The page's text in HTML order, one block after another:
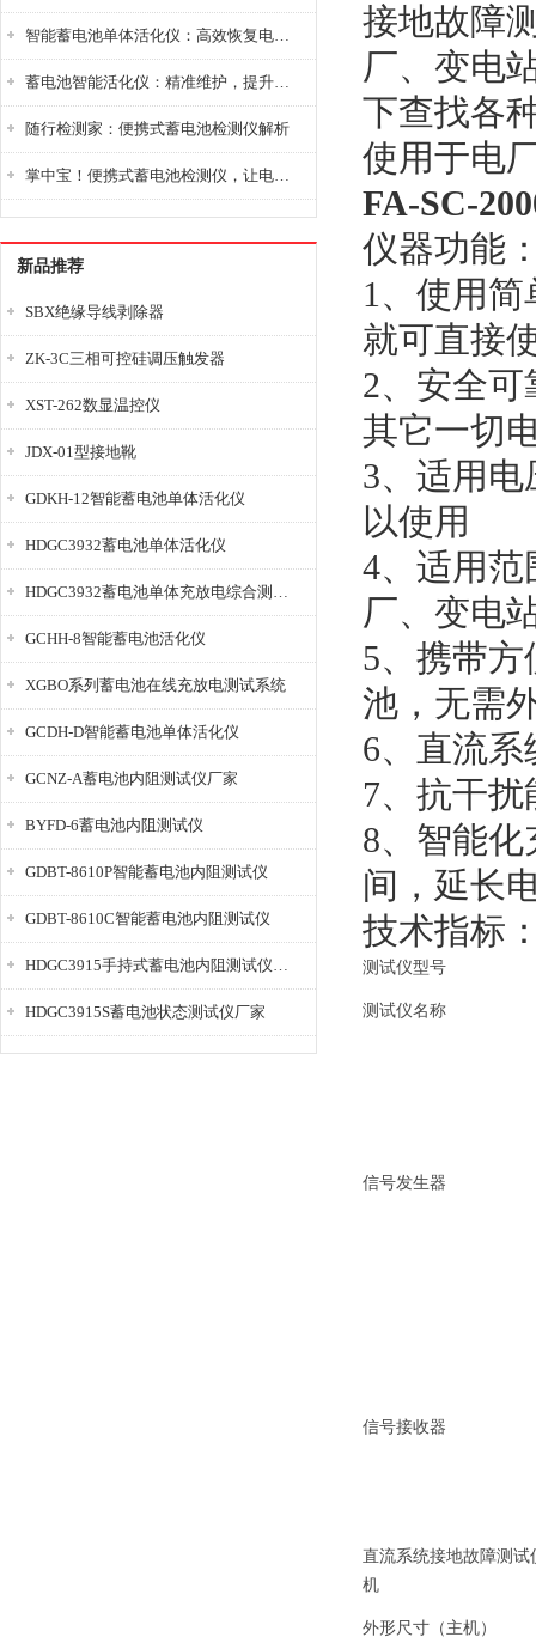
智能蓄电池单体活化仪：高效恢复电池性能，延长蓄电池使用寿命
蓄电池智能活化仪：精准维护，提升电池健康状态
随行检测家：便携式蓄电池检测仪解析
掌中宝！便携式蓄电池检测仪，让电池检测变得简单又快捷！
新品推荐
SBX绝缘导线剥除器
ZK-3C三相可控硅调压触发器
XST-262数显温控仪
JDX-01型接地靴
GDKH-12智能蓄电池单体活化仪
HDGC3932蓄电池单体活化仪
HDGC3932蓄电池单体充放电综合测试仪
GCHH-8智能蓄电池活化仪
XGBO系列蓄电池在线充放电测试系统
GCDH-D智能蓄电池单体活化仪
GCNZ-A蓄电池内阻测试仪厂家
BYFD-6蓄电池内阻测试仪
GDBT-8610P智能蓄电池内阻测试仪
GDBT-8610C智能蓄电池内阻测试仪
HDGC3915手持式蓄电池内阻测试仪厂家
HDGC3915S蓄电池状态测试仪厂家
接地故障
厂、变电
下查找各
使用于电
FA-SC-
仪器功能
1、使用
就可直接
2、安全
其它一切
3、适用电
以使用
4、适用
厂、变电
5、携带
池，无需
6、直流
7、抗干
8、智能
间，延长
技术指标
测试仪型号
测试仪名称
信号发生器
信号接收器
直流系统接地故障测试
机
外形尺寸（主机）